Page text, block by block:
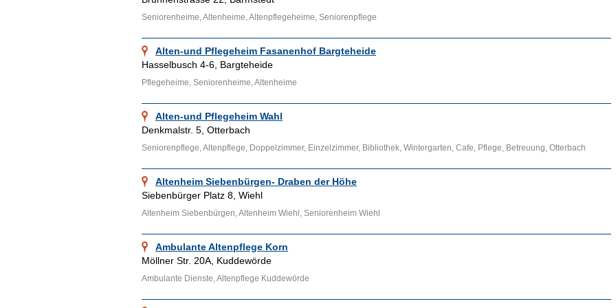
Seniorenheime, Altenheime, Altenpflegeheime, Seniorenpflege
Alten-und Pflegeheim Fasanenhof Bargteheide
Hasselbusch 4-6, Bargteheide
Pflegeheime, Seniorenheime, Altenheime
Alten-und Pflegeheim Wahl
Denkmalstr. 5, Otterbach
Seniorenpflege, Altenpflege, Doppelzimmer, Einzelzimmer, Bibliothek, Wintergarten, Cafe, Pflege, Betreuung, Otterbach
Altenheim Siebenbürgen- Draben der Höhe
Siebenbürger Platz 8, Wiehl
Altenheim Siebenbürgen, Altenheim Wiehl, Seniorenheim Wiehl
Ambulante Altenpflege Korn
Möllner Str. 20A, Kuddewörde
Ambulante Dienste, Altenpflege Kuddewörde